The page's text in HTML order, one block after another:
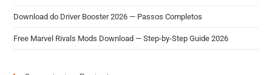
Download do Driver Booster 2026 — Passos Completos
Free Marvel Rivals Mods Download — Step-by-Step Guide 2026